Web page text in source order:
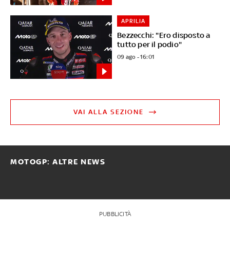
Bezzecchi: "Ero disposto a
tutto per il podio"
APRILIA
09 ago - 16:01
VAI ALLA SEZIONE
MOTOGP: ALTRE NEWS
PUBBLICITÀ